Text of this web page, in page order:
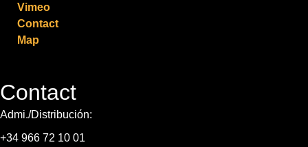
Vimeo
Contact
Map
Contact
Admi./Distribución:
+34 966 72 10 01